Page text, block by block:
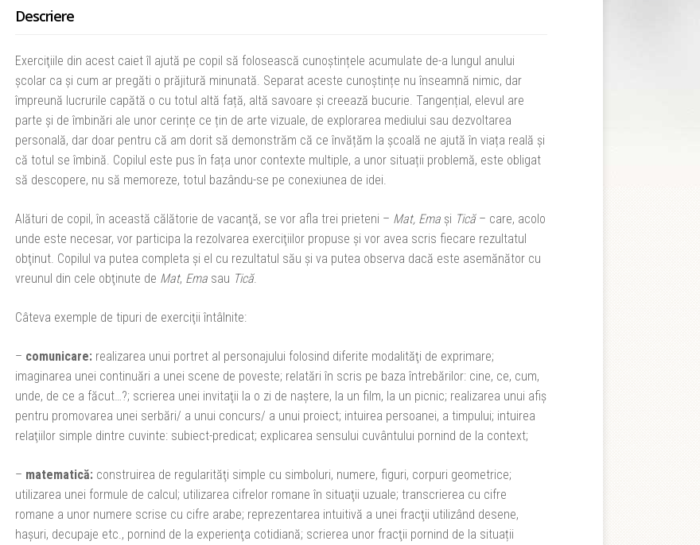
Descriere
Exerciţiile din acest caiet îl ajută pe copil să folosească cunoștințele acumulate de-a lungul anului
şcolar ca şi cum ar pregăti o prăjitură minunată. Separat aceste cunoștințe nu înseamnă nimic, dar
împreună lucrurile capătă o cu totul altă față, altă savoare și creează bucurie. Tangențial, elevul are
parte și de îmbinări ale unor cerințe ce țin de arte vizuale, de explorarea mediului sau dezvoltarea
personală, dar doar pentru că am dorit să demonstrăm că ce învățăm la școală ne ajută în viața reală și
că totul se îmbină. Copilul este pus în fața unor contexte multiple, a unor situații problemă, este obligat
să descopere, nu să memoreze, totul bazându-se pe conexiunea de idei.
Alături de copil, în această călătorie de vacanţă, se vor afla trei prieteni – Mat, Ema şi Tică– care, acolo
unde este necesar, vor participa la rezolvarea exerciţiilor propuse şi vor avea scris fiecare rezultatul
obţinut. Copilul va putea completa şi el cu rezultatul său şi va putea observa dacă este asemănător cu
vreunul din cele obţinute de Mat, Ema sau Tică.
Câteva exemple de tipuri de exerciţii întâlnite:
– comunicare: realizarea unui portret al personajului folosind diferite modalităţi de exprimare;
imaginarea unei continuări a unei scene de poveste; relatări în scris pe baza întrebărilor: cine, ce, cum,
unde, de ce a făcut…?; scrierea unei invitaţii la o zi de naştere, la un film, la un picnic; realizarea unui afiş
pentru promovarea unei serbări/ a unui concurs/ a unui proiect; intuirea persoanei, a timpului; intuirea
relaţiilor simple dintre cuvinte: subiect-predicat; explicarea sensului cuvântului pornind de la context;
– matematică: construirea de regularităţi simple cu simboluri, numere, figuri, corpuri geometrice;
utilizarea unei formule de calcul; utilizarea cifrelor romane în situaţii uzuale; transcrierea cu cifre
romane a unor numere scrise cu cifre arabe; reprezentarea intuitivă a unei fracţii utilizând desene,
haşuri, decupaje etc., pornind de la experienţa cotidiană; scrierea unor fracţii pornind de la situații